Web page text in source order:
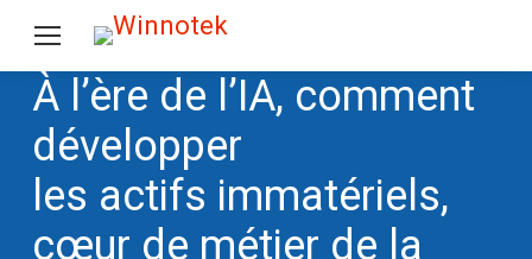
À l’ère de l’IA, comment
développer
les actifs immatériels,
cœur de métier de la